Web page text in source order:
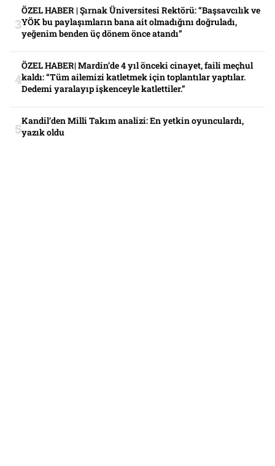
ÖZEL HABER | Şırnak Üniversitesi Rektörü: “Başsavcılık ve
YÖK bu paylaşımların bana ait olmadığını doğruladı,
yeğenim benden üç dönem önce atandı”
ÖZEL HABER| Mardin’de 4 yıl önceki cinayet, faili meçhul
kaldı: “Tüm ailemizi katletmek için toplantılar yaptılar.
Dedemi yaralayıp işkenceyle katlettiler.”
Kandil’den Milli Takım analizi: En yetkin oyunculardı,
yazık oldu